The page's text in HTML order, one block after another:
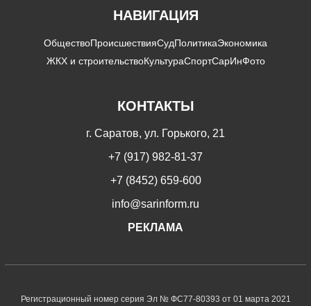
НАВИГАЦИЯ
ОбществоПроисшествияСудПолитикаЭкономика
ЖКХ и строительствоКультураСпортСарИнФото
КОНТАКТЫ
г. Саратов, ул. Горького, 21
+7 (917) 982-81-37
+7 (8452) 659-600
info@sarinform.ru
РЕКЛАМА
Регистрационный номер серия Эл № ФС77-80393 от 01 марта 2021